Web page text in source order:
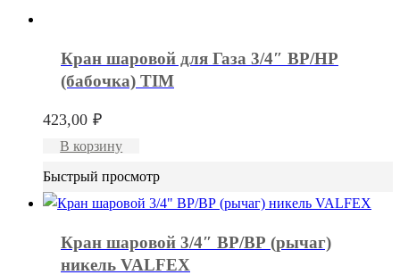
Кран шаровой для Газа 3/4″ ВР/НР
(бабочка) TIM
423,00 ₽
В корзину
Быстрый просмотр
Кран шаровой 3/4″ ВР/ВР (рычаг)
никель VALFEX